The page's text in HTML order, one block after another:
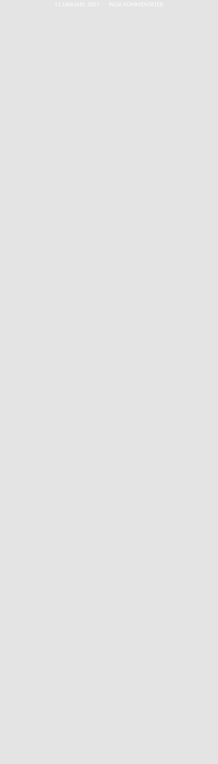
11 JANUARI, 2007 INGA KOMMENTATER